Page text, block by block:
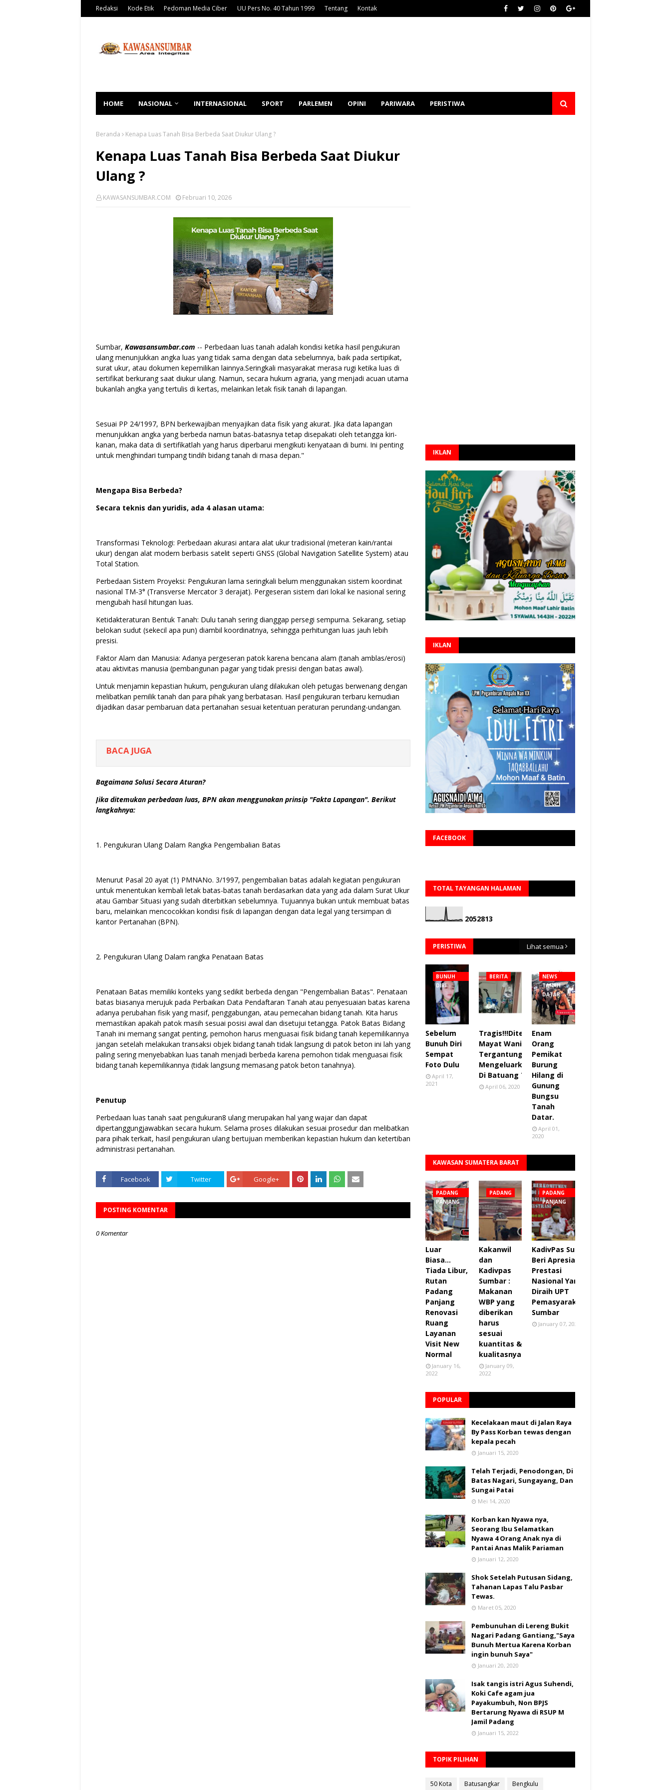
Redaksi Kode Etik Pedoman Media Ciber UU Pers No. 40 Tahun 1999 Tentang Kontak
HOME NASIONAL INTERNASIONAL SPORT PARLEMEN OPINI PARIWARA PERISTIWA
Beranda Kenapa Luas Tanah Bisa Berbeda Saat Diukur Ulang ?
Kenapa Luas Tanah Bisa Berbeda Saat Diukur
Ulang ?
KAWASANSUMBAR.COM Februari 10, 2026
Sumbar, Kawasansumbar.com -- Perbedaan luas tanah adalah kondisi ketika hasil pengukuran
ulang menunjukkan angka luas yang tidak sama dengan data sebelumnya, baik pada sertipikat,
surat ukur, atau dokumen kepemilikan lainnya.Seringkali masyarakat merasa rugi ketika luas di
sertifikat berkurang saat diukur ulang. Namun, secara hukum agraria, yang menjadi acuan utama
bukanlah angka yang tertulis di kertas, melainkan letak fisik tanah di lapangan.
Sesuai PP 24/1997, BPN berkewajiban menyajikan data fisik yang akurat. Jika data lapangan
menunjukkan angka yang berbeda namun batas-batasnya tetap disepakati oleh tetangga kiri-
kanan, maka data di sertifikatlah yang harus diperbarui mengikuti kenyataan di bumi. Ini penting
untuk menghindari tumpang tindih bidang tanah di masa depan."
Mengapa Bisa Berbeda?
Secara teknis dan yuridis, ada 4 alasan utama:
Transformasi Teknologi: Perbedaan akurasi antara alat ukur tradisional (meteran kain/rantai
ukur) dengan alat modern berbasis satelit seperti GNSS (Global Navigation Satellite System) atau
Total Station.
Perbedaan Sistem Proyeksi: Pengukuran lama seringkali belum menggunakan sistem koordinat
nasional TM-3° (Transverse Mercator 3 derajat). Pergeseran sistem dari lokal ke nasional sering
mengubah hasil hitungan luas.
Ketidakteraturan Bentuk Tanah: Dulu tanah sering dianggap persegi sempurna. Sekarang, setiap
belokan sudut (sekecil apa pun) diambil koordinatnya, sehingga perhitungan luas jauh lebih
presisi.
Faktor Alam dan Manusia: Adanya pergeseran patok karena bencana alam (tanah amblas/erosi)
atau aktivitas manusia (pembangunan pagar yang tidak presisi dengan batas awal).
Untuk menjamin kepastian hukum, pengukuran ulang dilakukan oleh petugas berwenang dengan
melibatkan pemilik tanah dan para pihak yang berbatasan. Hasil pengukuran terbaru kemudian
dijadikan dasar pembaruan data pertanahan sesuai ketentuan peraturan perundang-undangan.
BACA JUGA
Bagaimana Solusi Secara Aturan?
Jika ditemukan perbedaan luas, BPN akan menggunakan prinsip "Fakta Lapangan". Berikut
langkahnya:
1. Pengukuran Ulang Dalam Rangka Pengembalian Batas
Menurut Pasal 20 ayat (1) PMNANo. 3/1997, pengembalian batas adalah kegiatan pengukuran
untuk menentukan kembali letak batas-batas tanah berdasarkan data yang ada dalam Surat Ukur
atau Gambar Situasi yang sudah diterbitkan sebelumnya. Tujuannya bukan untuk membuat batas
baru, melainkan mencocokkan kondisi fisik di lapangan dengan data legal yang tersimpan di
kantor Pertanahan (BPN).
2. Pengukuran Ulang Dalam rangka Penataan Batas
Penataan Batas memiliki konteks yang sedikit berbeda dengan "Pengembalian Batas". Penataan
batas biasanya merujuk pada Perbaikan Data Pendaftaran Tanah atau penyesuaian batas karena
adanya perubahan fisik yang masif, penggabungan, atau pemecahan bidang tanah. Kita harus
memastikan apakah patok masih sesuai posisi awal dan disetujui tetangga. Patok Batas Bidang
Tanah ini memang sangat penting, pemohon harus menguasai fisik bidang tanah kepemilikannya
jangan setelah melakukan transaksi objek bidang tanah tidak langsung di patok beton ini lah yang
paling sering menyebabkan luas tanah menjadi berbeda karena pemohon tidak menguasai fisik
bidang tanah kepemilikannya (tidak langsung memasang patok beton tanahnya).
Penutup
Perbedaan luas tanah saat pengukuran8 ulang merupakan hal yang wajar dan dapat
dipertanggungjawabkan secara hukum. Selama proses dilakukan sesuai prosedur dan melibatkan
para pihak terkait, hasil pengukuran ulang bertujuan memberikan kepastian hukum dan ketertiban
administrasi pertanahan.
Facebook Twitter Google+
POSTING KOMENTAR
0 Komentar
IKLAN
IKLAN
FACEBOOK
TOTAL TAYANGAN HALAMAN
2052813
PERISTIWA Lihat semua
BUNUH
DIRI
Sebelum
Bunuh Diri
Sempat
Foto Dulu
April 17,
2021
BERITA
Tragis!!!Ditemukan
Mayat Wanita
Tergantung sudah
Mengeluarkan Bau
Di Batuang Taba.
April 06, 2020
NEWS
TANAH
DATAR
Enam
Orang
Pemikat
Burung
Hilang di
Gunung
Bungsu
Tanah
Datar.
April 01,
2020
KAWASAN SUMATERA BARAT
Lihat semua
PADANG
PANJANG
Luar
Biasa...
Tiada Libur,
Rutan
Padang
Panjang
Renovasi
Ruang
Layanan
Visit New
Normal
January 16,
2022
PADANG
Kakanwil
dan
Kadivpas
Sumbar :
Makanan
WBP yang
diberikan
harus
sesuai
kuantitas &
kualitasnya
January 09,
2022
PADANG
PANJANG
KadivPas Sumbar
Beri Apresiasi 27
Prestasi
Nasional Yang
Diraih UPT
Pemasyarakatan
Sumbar
January 07, 2022
POPULAR
Kecelakaan maut di Jalan Raya
By Pass Korban tewas dengan
kepala pecah
Januari 15, 2020
Telah Terjadi, Penodongan, Di
Batas Nagari, Sungayang, Dan
Sungai Patai
Mei 14, 2020
Korban kan Nyawa nya,
Seorang Ibu Selamatkan
Nyawa 4 Orang Anak nya di
Pantai Anas Malik Pariaman
Januari 12, 2020
Shok Setelah Putusan Sidang,
Tahanan Lapas Talu Pasbar
Tewas.
Maret 05, 2020
Pembunuhan di Lereng Bukit
Nagari Padang Gantiang,"Saya
Bunuh Mertua Karena Korban
ingin bunuh Saya"
Januari 20, 2020
Isak tangis istri Agus Suhendi,
Koki Cafe agam jua
Payakumbuh, Non BPJS
Bertarung Nyawa di RSUP M
Jamil Padang
Januari 15, 2022
TOPIK PILIHAN
50 Kota Batusangkar Bengkulu